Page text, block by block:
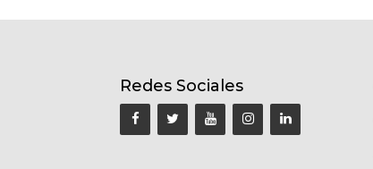
Redes Sociales